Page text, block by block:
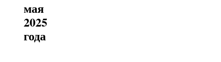
мая
2025
года